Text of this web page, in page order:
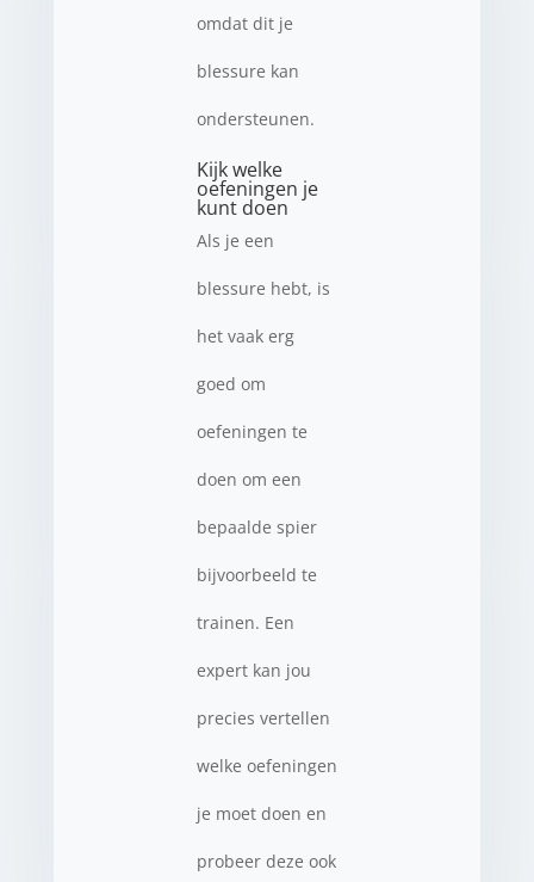
omdat dit je
blessure kan
ondersteunen.
Kijk welke
oefeningen je
kunt doen
Als je een
blessure hebt, is
het vaak erg
goed om
oefeningen te
doen om een
bepaalde spier
bijvoorbeeld te
trainen. Een
expert kan jou
precies vertellen
welke oefeningen
je moet doen en
probeer deze ook